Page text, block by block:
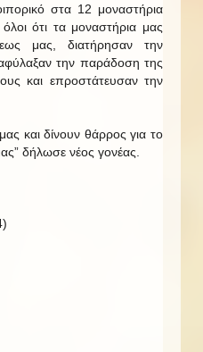
στα 12 μοναστήρια
ότι τα μοναστήρια μας
μας, διατήρησαν την
την παράδοση της
και επροστάτευσαν την
και δίνουν θάρρος για το
δήλωσε νέος γονέας.